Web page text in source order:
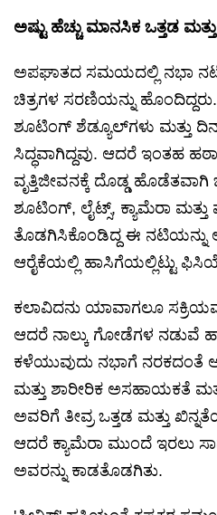
ಅಷ್ಟು ಹೆಚ್ಚು ಮಾನಸಿಕ ಒತ್ತಡ
ಅಪಘಾತದ ಸಮಯದಲ್ಲಿ ನಭಾ
ಚಿತ್ರಗಳ ಸರಣಿಯನ್ನು
ಶೂಟಿಂಗ್ ಶೆಡ್ಯೂಲ್‌ಗಳು ಮತ್ತು
ಸಿದ್ಧವಾಗಿದ್ದವು. ಆದರೆ ಇಂತಹ
ವೃತ್ತಿಜೀವನಕ್ಕೆ ದೊಡ್ಡ
ಶೂಟಿಂಗ್, ಲೈಟ್ಸ್, ಕ್ಯಾಮೆರಾ ಮತ್ತು
ತೊಡಗಿಸಿಕೊಂಡಿದ್ದ ಈ ನಟಿಯನ್ನು
ಆರೈಕೆಯಲ್ಲಿ ಹಾಸಿಗೆಯಲ್ಲಿಟ್ಟು
ಕಲಾವಿದನು ಯಾವಾಗಲೂ
ಆದರೆ ನಾಲ್ಕು ಗೋಡೆಗಳ ನಡುವೆ
ಕಳೆಯುವುದು ನಭಾಗೆ ನರಕದಂತೆ
ಮತ್ತು ಶಾರೀರಿಕ ಅಸಹಾಯಕತೆ
ಅವರಿಗೆ ತೀವ್ರ ಒತ್ತಡ ಮತ್ತು
ಆದರೆ ಕ್ಯಾಮೆರಾ ಮುಂದೆ ಇರಲು
ಅವರನ್ನು ಕಾಡತೊಡಗಿತು.